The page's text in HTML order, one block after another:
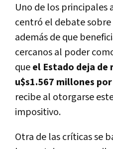
Uno de los principales
centró el debate
además de que
cercanos al poder
queel Estado deja de
u$s1.567 millones
recibe al otorgarse
impositivo.
Otra de las críticas se